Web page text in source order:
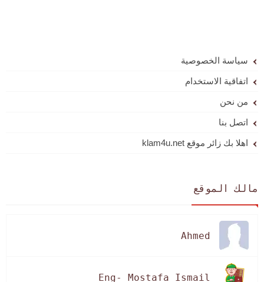
سياسة الخصوصية
اتفاقية الاستخدام
من نحن
اتصل بنا
اهلا بك زائر موقع klam4u.net
مالك الموقع
Ahmed
Eng- Mostafa Ismail